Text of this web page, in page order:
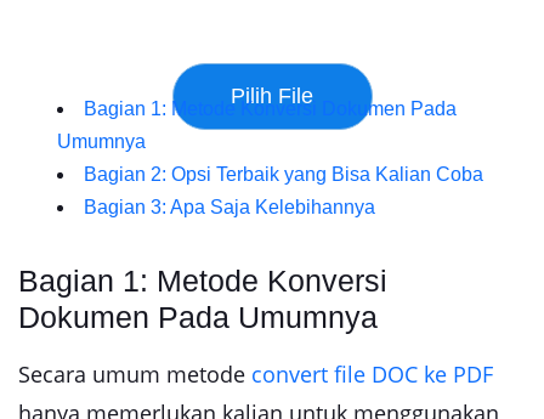
Bagian 1: Metode Konversi Dokumen Pada
Umumnya
Bagian 2: Opsi Terbaik yang Bisa Kalian Coba
Bagian 3: Apa Saja Kelebihannya
Bagian 1: Metode Konversi
Dokumen Pada Umumnya
Secara umum metode convert file DOC ke PDF
hanya memerlukan kalian untuk menggunakan